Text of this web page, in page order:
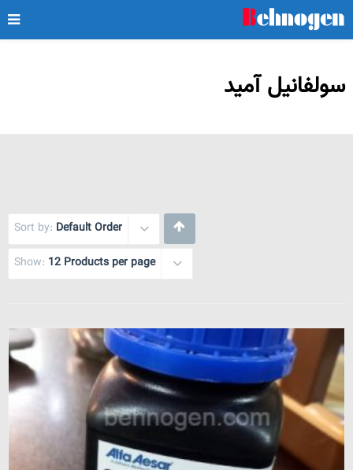
سولفانیل آمید
Sort by: Default Order
Show: 12 Products per page